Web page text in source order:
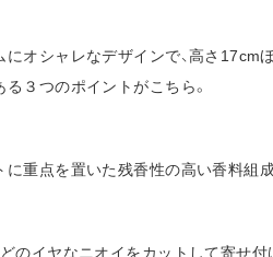
オシャレなデザインで、高さ17cm
３つのポイントがこちら。
重点を置いた残香性の高い香料組
のイヤなニオイをカットして寄せ付